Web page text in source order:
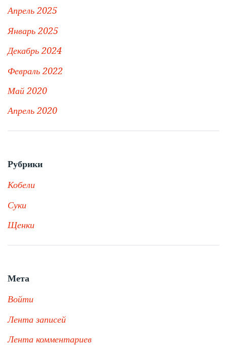
Апрель 2025
Январь 2025
Декабрь 2024
Февраль 2022
Май 2020
Апрель 2020
Рубрики
Кобели
Суки
Щенки
Мета
Войти
Лента записей
Лента комментариев